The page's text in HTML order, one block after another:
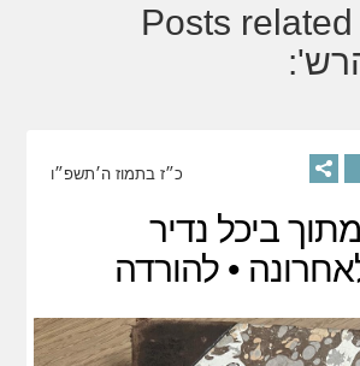
Posts
כ״ז בתמוז ה׳תשפ״ו
ביכל נדיר
• להורדה